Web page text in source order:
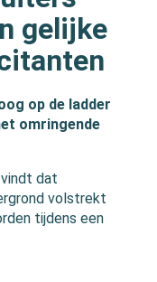
gelijke
op de ladder
omringende
dat
volstrekt
tijdens een